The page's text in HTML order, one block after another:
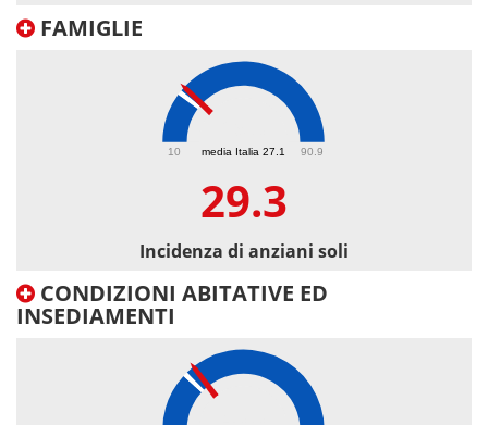
FAMIGLIE
media Italia 27.1
10 90.9
29.3
Incidenza di anziani soli
CONDIZIONI ABITATIVE ED
INSEDIAMENTI